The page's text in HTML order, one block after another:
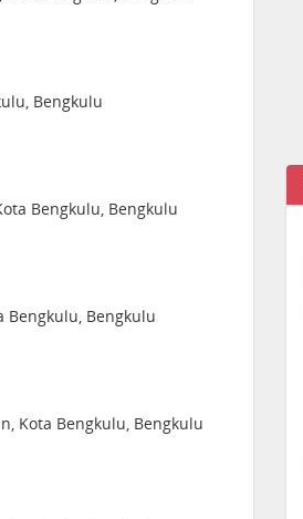
Bengkulu
Bengkulu, Bengkulu
Bengkulu, Bengkulu
Kota Bengkulu, Bengkulu